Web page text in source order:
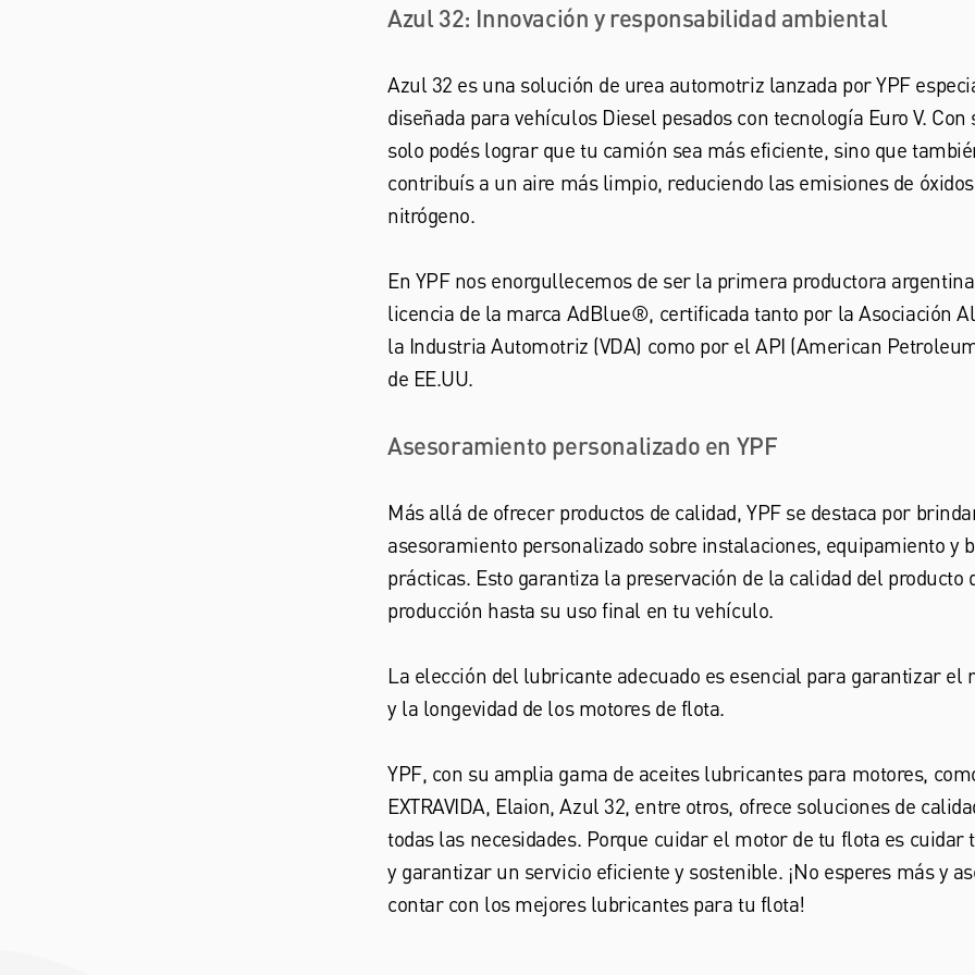
Azul 32: Innovación y responsabilidad ambiental
Azul 32 es una solución de urea automotriz lanzada por YPF
diseñada para vehículos Diesel pesados con tecnología Euro V. Con
solo podés lograr que tu camión sea más eficiente, sino que
contribuís a un aire más limpio, reduciendo las emisiones de
nitrógeno.
En YPF nos enorgullecemos de ser la primera productora
licencia de la marca AdBlue®, certificada tanto por la Asociación
la Industria Automotriz (VDA) como por el API (American
de EE.UU.
Asesoramiento personalizado en YPF
Más allá de ofrecer productos de calidad, YPF se destaca por
asesoramiento personalizado sobre instalaciones, equipamiento y
prácticas. Esto garantiza la preservación de la calidad del producto
producción hasta su uso final en tu vehículo.
La elección del lubricante adecuado es esencial para garantizar el
y la longevidad de los motores de flota.
YPF, con su amplia gama de aceites lubricantes para motores,
EXTRAVIDA, Elaion, Azul 32, entre otros, ofrece soluciones de
todas las necesidades. Porque cuidar el motor de tu flota es cuidar
y garantizar un servicio eficiente y sostenible. ¡No esperes más y
contar con los mejores lubricantes para tu flota!